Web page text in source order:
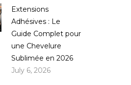
Extensions
Adhésives : Le
Guide Complet pour
une Chevelure
Sublimée en 2026
July 6, 2026